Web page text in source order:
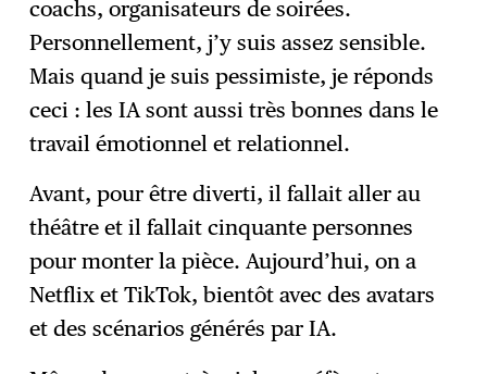
coachs, organisateurs de soirées.
Personnellement, j’y suis assez sensible.
Mais quand je suis pessimiste, je réponds
ceci : les IA sont aussi très bonnes dans le
travail émotionnel et relationnel.
Avant, pour être diverti, il fallait aller au
théâtre et il fallait cinquante personnes
pour monter la pièce. Aujourd’hui, on a
Netflix et TikTok, bientôt avec des avatars
et des scénarios générés par IA.